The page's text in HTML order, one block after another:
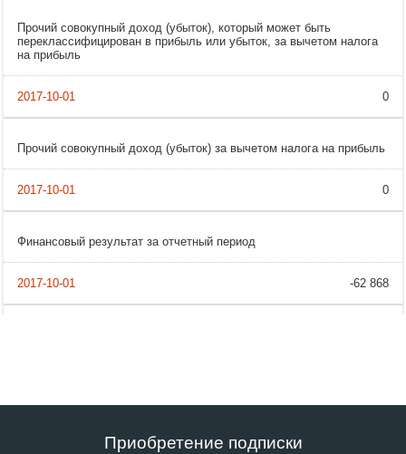
Прочий совокупный доход (убыток), который может быть
переклассифицирован в прибыль или убыток, за вычетом налога
на прибыль
0
Прочий совокупный доход (убыток) за вычетом налога на прибыль
0
Финансовый результат за отчетный период
-62 868
Приобретение подписки